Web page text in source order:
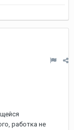
работка не